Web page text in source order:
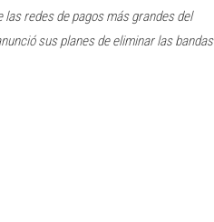
las redes de pagos más grandes del
sus planes de eliminar las bandas